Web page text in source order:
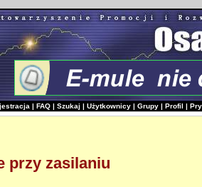
| FAQ | Szukaj | Użytkownicy | Grupy | Profil |
przy zasilaniu